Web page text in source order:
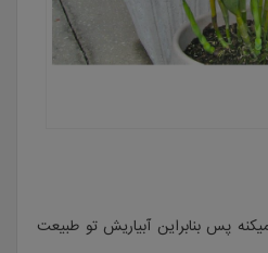
پس بنابراین آبیاریش تو طبیعت